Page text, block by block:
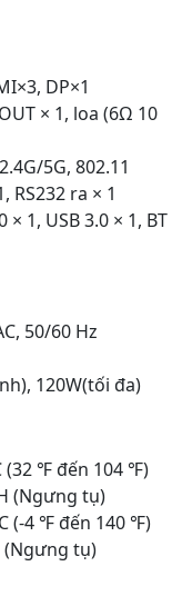
DP×1
× 1, loa (6Ω 10
5G, 802.11
RS232 ra × 1
1, USB 3.0 × 1, BT
50/60 Hz
120W(tối đa)
(32 ℉ đến 104 ℉)
(Ngưng tụ)
(-4 ℉ đến 140 ℉)
(Ngưng tụ)